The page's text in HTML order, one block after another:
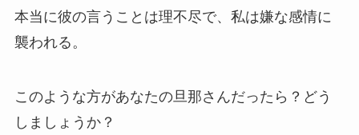
本当に彼の言うことは理不尽で、私は嫌な感情に
襲われる。
このような方があなたの旦那さんだったら？どう
しましょうか？